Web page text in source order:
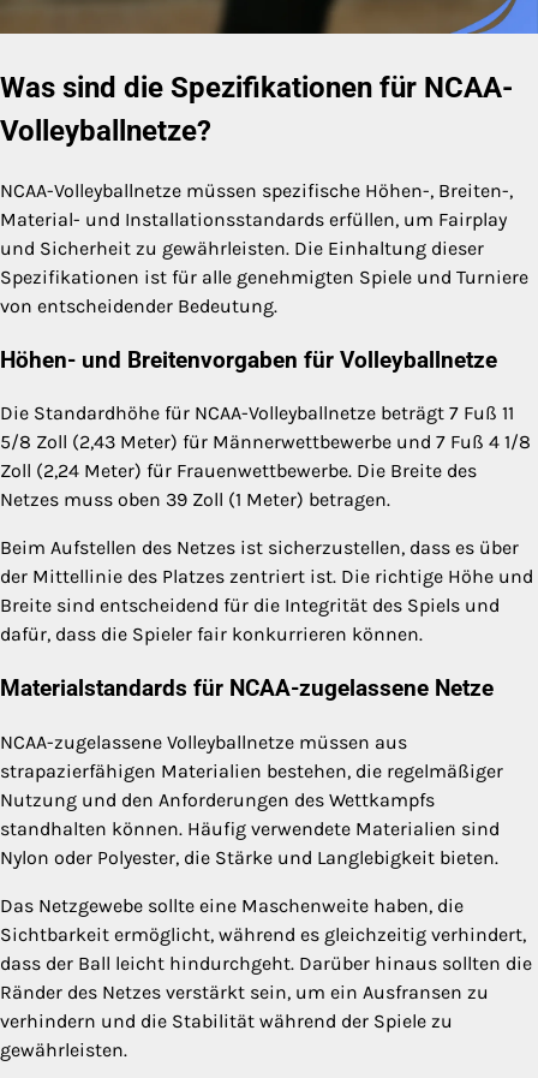
Was sind die Spezifikationen für NCAA-
Volleyballnetze?
NCAA-Volleyballnetze müssen spezifische Höhen-, Breiten-,
Material- und Installationsstandards erfüllen, um Fairplay
und Sicherheit zu gewährleisten. Die Einhaltung dieser
Spezifikationen ist für alle genehmigten Spiele und Turniere
von entscheidender Bedeutung.
Höhen- und Breitenvorgaben für Volleyballnetze
Die Standardhöhe für NCAA-Volleyballnetze beträgt 7 Fuß 11
5/8 Zoll (2,43 Meter) für Männerwettbewerbe und 7 Fuß 4 1/8
Zoll (2,24 Meter) für Frauenwettbewerbe. Die Breite des
Netzes muss oben 39 Zoll (1 Meter) betragen.
Beim Aufstellen des Netzes ist sicherzustellen, dass es über
der Mittellinie des Platzes zentriert ist. Die richtige Höhe und
Breite sind entscheidend für die Integrität des Spiels und
dafür, dass die Spieler fair konkurrieren können.
Materialstandards für NCAA-zugelassene Netze
NCAA-zugelassene Volleyballnetze müssen aus
strapazierfähigen Materialien bestehen, die regelmäßiger
Nutzung und den Anforderungen des Wettkampfs
standhalten können. Häufig verwendete Materialien sind
Nylon oder Polyester, die Stärke und Langlebigkeit bieten.
Das Netzgewebe sollte eine Maschenweite haben, die
Sichtbarkeit ermöglicht, während es gleichzeitig verhindert,
dass der Ball leicht hindurchgeht. Darüber hinaus sollten die
Ränder des Netzes verstärkt sein, um ein Ausfransen zu
verhindern und die Stabilität während der Spiele zu
gewährleisten.